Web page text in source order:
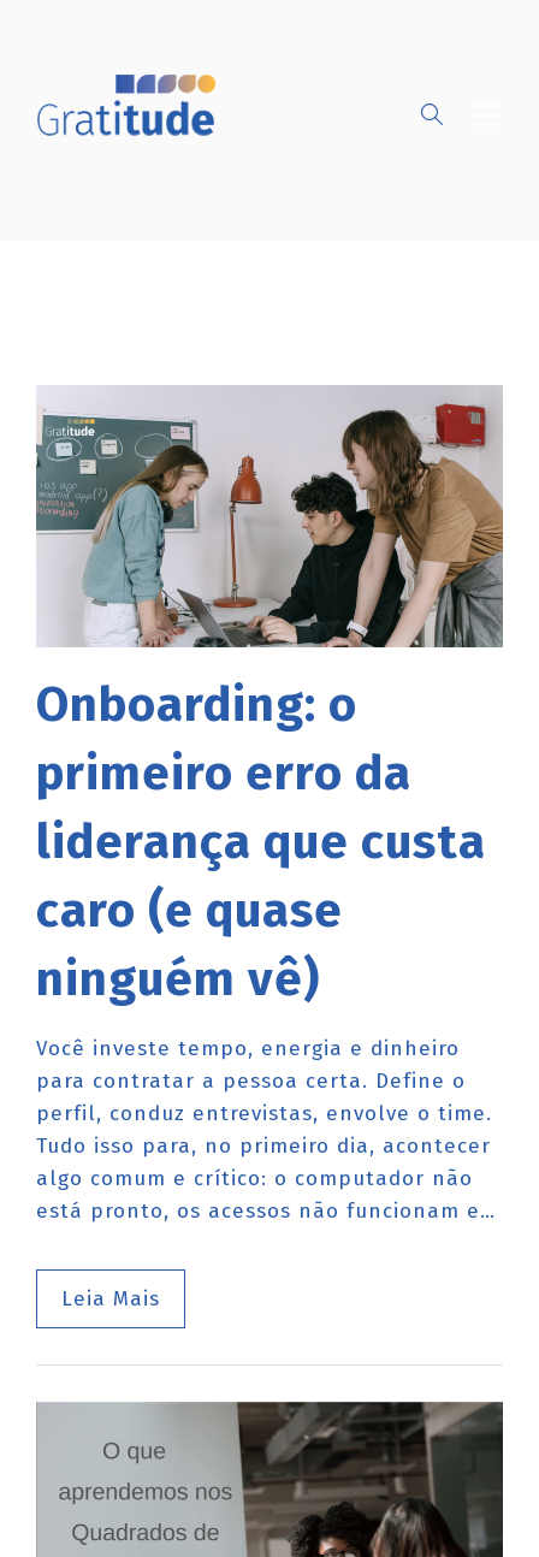
Onboarding: o
primeiro erro da
liderança que custa
caro (e quase
ninguém vê)
Você investe tempo, energia e dinheiro
para contratar a pessoa certa. Define o
perfil, conduz entrevistas, envolve o time.
Tudo isso para, no primeiro dia, acontecer
algo comum e crítico: o computador não
está pronto, os acessos não funcionam e…
Leia Mais